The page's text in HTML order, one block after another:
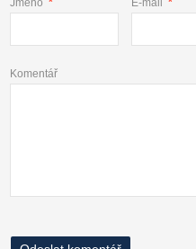
Jméno * E-mail *
Komentář